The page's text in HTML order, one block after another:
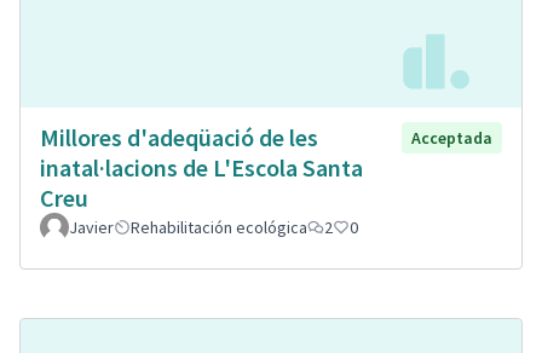
Millores d'adeqüació de les
inatal·lacions de L'Escola Santa
Creu
Acceptada
Javier Rehabilitación ecológica 2 0